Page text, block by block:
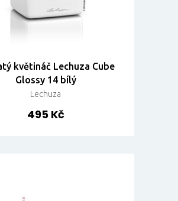
květináč Lechuza Cube
Glossy 14 bílý
Lechuza
495 Kč